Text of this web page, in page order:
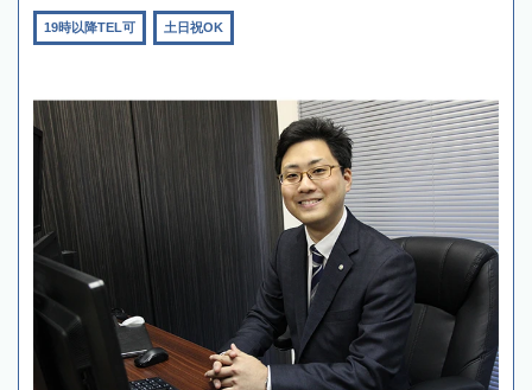
19時以降TEL可 土日祝OK